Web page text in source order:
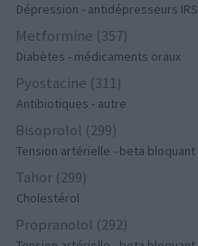
Dépression - antidépresseurs IRS
Metformine (357)
Diabètes - médicaments oraux
Pyostacine (311)
Antibiotiques - autre
Bisoprolol (299)
Tension artérielle - beta bloquant
Tahor (299)
Cholestérol
Propranolol (292)